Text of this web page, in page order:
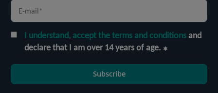
I understand, accept the terms and conditionsand
declare that I am over 14 years of age.
Subscribe